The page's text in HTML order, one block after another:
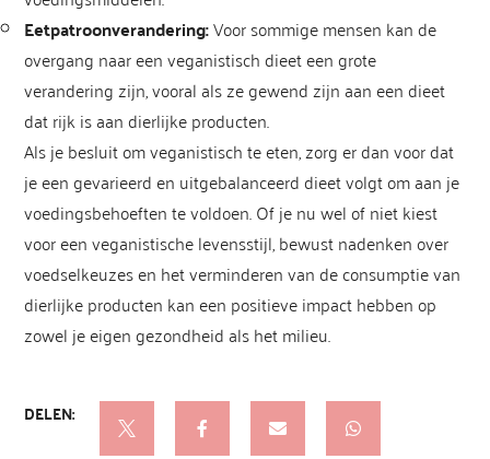
Eetpatroonverandering:Voor sommige mensen kan de
overgang naar een veganistisch dieet een grote
verandering zijn, vooral als ze gewend zijn aan een dieet
dat rijk is aan dierlijke producten.
Als je besluit om veganistisch te eten, zorg er dan voor dat
je een gevarieerd en uitgebalanceerd dieet volgt om aan je
voedingsbehoeften te voldoen. Of je nu wel of niet kiest
voor een veganistische levensstijl, bewust nadenken over
voedselkeuzes en het verminderen van de consumptie van
dierlijke producten kan een positieve impact hebben op
zowel je eigen gezondheid als het milieu.
